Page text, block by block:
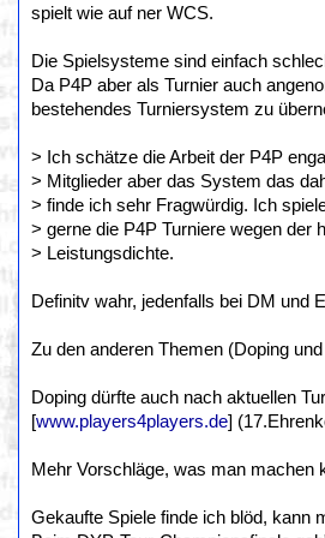
spielt wie auf ner WCS.
Die Spielsysteme sind einfach
Da P4P aber als Turnier auch
bestehendes Turniersystem zu
> Ich schätze die Arbeit der P4P
> Mitglieder aber das System das
> finde ich sehr Fragwürdig. Ich
> gerne die P4P Turniere wegen der
> Leistungsdichte.
Definitv wahr, jedenfalls bei DM und
Zu den anderen Themen (Doping
Doping dürfte auch nach aktuellen
[www.players4players.de]
Mehr Vorschläge, was man machen
Gekaufte Spiele finde ich blöd, kann